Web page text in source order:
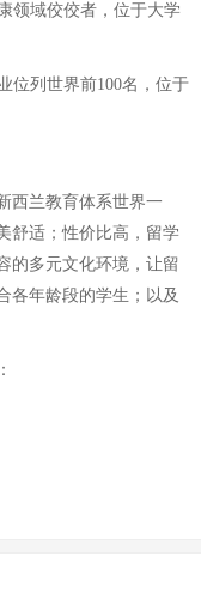
领域佼佼者，位于大学
位列世界前100名，位于
西兰教育体系世界一
舒适；性价比高，留学
的多元文化环境，让留
各年龄段的学生；以及